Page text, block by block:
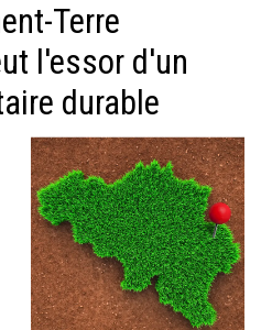
Terre
l'essor d'un
durable